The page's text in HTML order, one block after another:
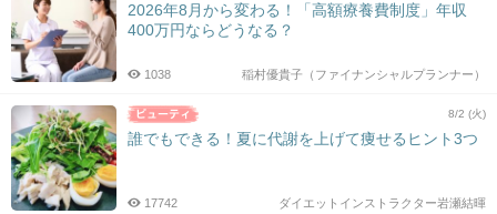
2026年8月から変わる！「高額療養費制度」年収
400万円ならどうなる？
稲村優貴子（ファイナンシャルプランナー）
1038
8/2 (火)
誰でもできる！夏に代謝を上げて痩せるヒント3つ
ダイエットインストラクター岩瀬結暉
17742